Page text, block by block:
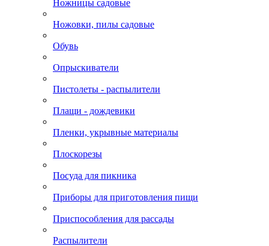
Ножницы садовые
Ножовки, пилы садовые
Обувь
Опрыскиватели
Пистолеты - распылители
Плащи - дождевики
Пленки, укрывные материалы
Плоскорезы
Посуда для пикника
Приборы для приготовления пищи
Приспособления для рассады
Распылители